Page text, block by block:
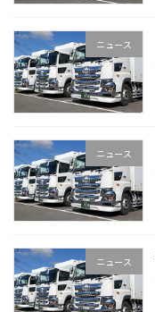
ニュース
ニュース
ニュース